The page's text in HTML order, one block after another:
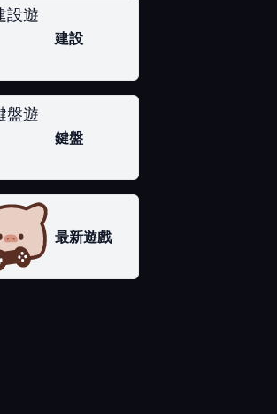
建設
鍵盤
最新遊戲